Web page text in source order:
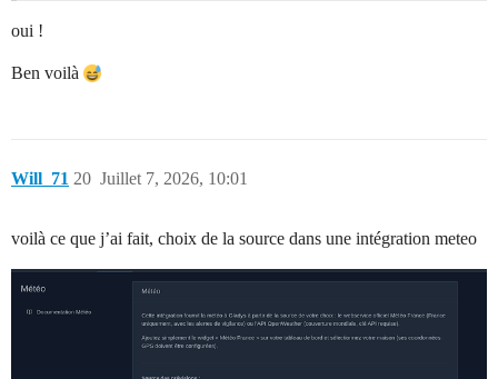
oui !
Ben voilà
Will_71 Juillet 7, 2026, 10:01
20
voilà ce que j’ai fait, choix de la source dans une intégration meteo